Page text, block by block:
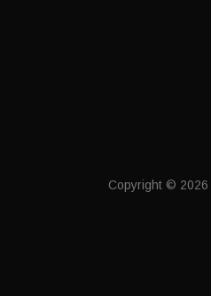
Copyright © 2026